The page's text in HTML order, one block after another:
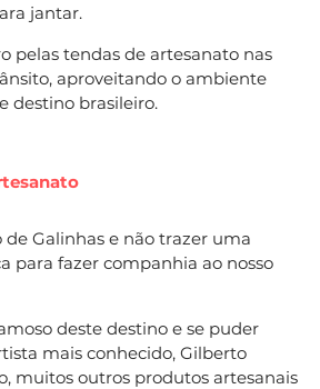
jantar.
pelas tendas de artesanato nas
aproveitando o ambiente
destino brasileiro.
de Galinhas e não trazer uma
para fazer companhia ao nosso
deste destino e se puder
mais conhecido, Gilberto
muitos outros produtos artesanais